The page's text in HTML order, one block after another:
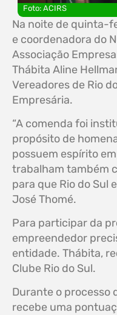
Foto: ACIRS
Na noite de quinta-
e coordenadora do
Associação
Thábita Aline
Vereadores de Rio
Empresária.
“A comenda foi
propósito de
possuem espírito
trabalham também
para que Rio do Sul
José Thomé.
Para participar da
empreendedor
entidade. Thábita,
Clube Rio do Sul.
Durante o processo
recebe uma